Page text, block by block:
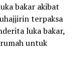
bakar akibat
terpaksa
luka bakar,
untuk